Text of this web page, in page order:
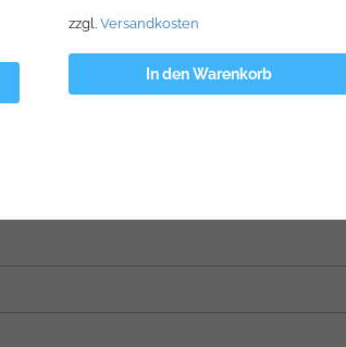
zzgl. Versandkosten
In den Warenkorb